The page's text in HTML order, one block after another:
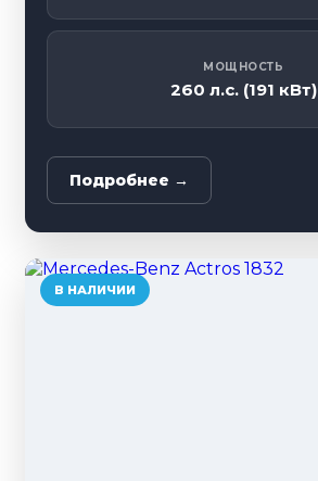
МОЩНОСТЬ
260 л.с. (191 кВт)
Подробнее →
В НАЛИЧИИ